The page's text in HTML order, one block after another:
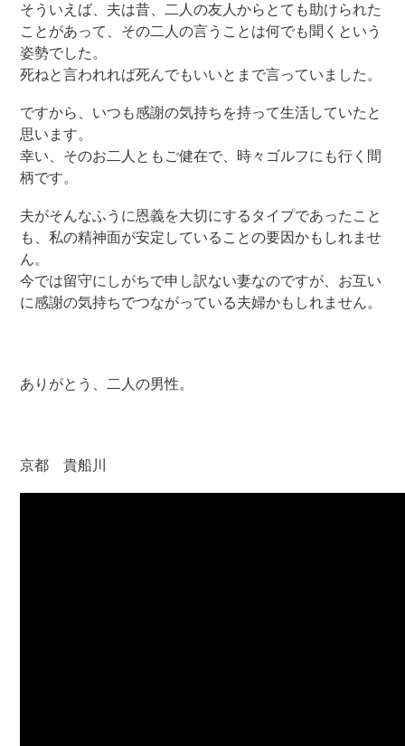
そういえば、夫は昔、二人の友人からとても助けられた
ことがあって、その二人の言うことは何でも聞くという
姿勢でした。
死ねと言われれば死んでもいいとまで言っていました。
ですから、いつも感謝の気持ちを持って生活していたと
思います。
幸い、そのお二人ともご健在で、時々ゴルフにも行く間
柄です。
夫がそんなふうに恩義を大切にするタイプであったこと
も、私の精神面が安定していることの要因かもしれませ
ん。
今では留守にしがちで申し訳ない妻なのですが、お互い
に感謝の気持ちでつながっている夫婦かもしれません。
ありがとう、二人の男性。
京都 貴船川